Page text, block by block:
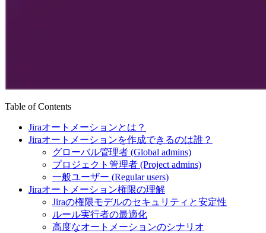
Table of Contents
Jiraオートメーションとは？
Jiraオートメーションを作成できるのは誰？
グローバル管理者 (Global admins)
プロジェクト管理者 (Project admins)
一般ユーザー (Regular users)
Jiraオートメーション権限の理解
Jiraの権限モデルのセキュリティと安定性
ルール実行者の最適化
高度なオートメーションのシナリオ